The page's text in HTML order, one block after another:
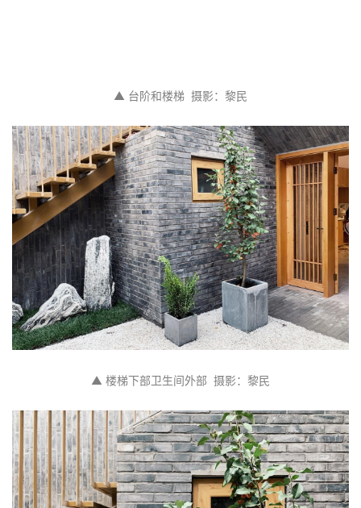
▲ 台阶和楼梯  摄影：黎民
▲ 楼梯下部卫生间外部  摄影：黎民